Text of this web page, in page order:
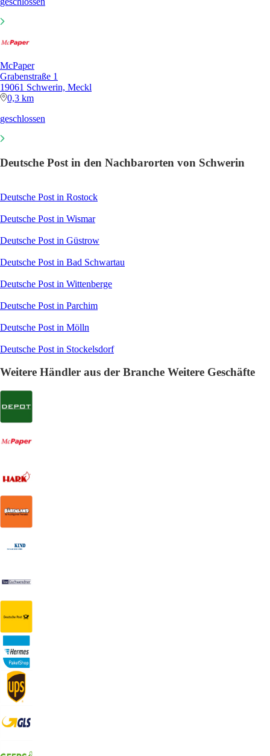
McPaper
Grabenstraße 1
19061 Schwerin, Meckl
0,3 km
geschlossen
Deutsche Post in den Nachbarorten von Schwerin
Deutsche Post in Rostock
Deutsche Post in Wismar
Deutsche Post in Güstrow
Deutsche Post in Bad Schwartau
Deutsche Post in Wittenberge
Deutsche Post in Parchim
Deutsche Post in Mölln
Deutsche Post in Stockelsdorf
Weitere Händler aus der Branche Weitere Geschäfte